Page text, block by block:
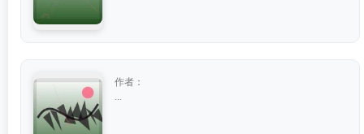
作者：